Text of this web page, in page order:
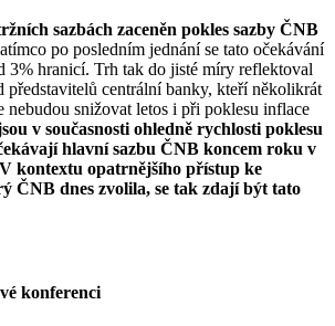
sazbách zaceněn pokles sazby ČNB
po posledním jednání se tato očekávání
3% hranicí. Trh tak do jisté míry reflektoval
představitelů centrální banky, kteří několikrát
nebudou snižovat letos i při poklesu inflace
v současnosti ohledně rychlosti poklesu
hlavní sazbu ČNB koncem roku v
kontextu opatrnějšího přístup ke
ČNB dnes zvolila, se tak zdají být tato
konferenci